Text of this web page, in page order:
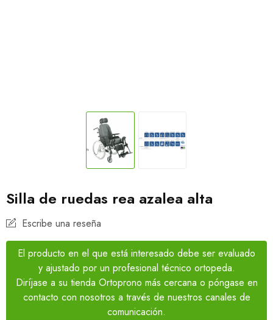
Silla de ruedas rea azalea alta
Escribe una reseña
El producto en el que está interesado debe ser evaluado
y ajustado por un profesional técnico ortopeda.
Diríjase a su tienda Ortoprono más cercana o póngase en
contacto con nosotros a través de nuestros canales de
comunicación.